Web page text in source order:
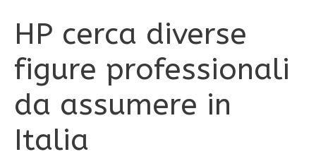
HP cerca diverse
figure professionali
da assumere in
Italia